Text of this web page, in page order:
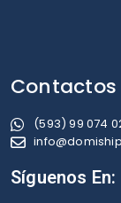
Contactos
(593) 99 074
Síguenos En: